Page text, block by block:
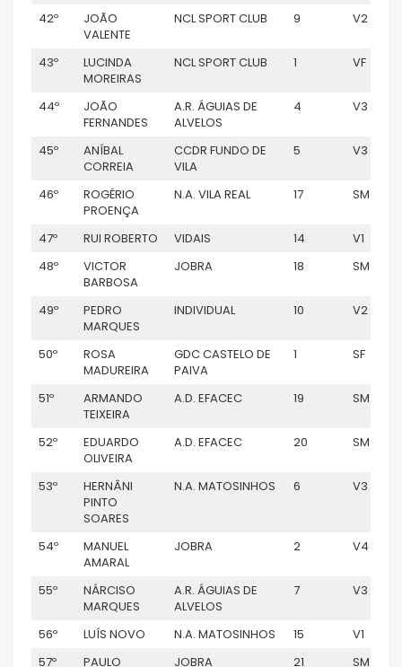
42º
JOÃO
VALENTE
NCL SPORT CLUB 9 V2
43º
LUCINDA
MOREIRAS
NCL SPORT CLUB 1 VF
44º
JOÃO
FERNANDES
A.R. ÁGUIAS DE
ALVELOS
4 V3
45º
ANÍBAL
CORREIA
CCDR FUNDO DE
VILA
5 V3
46º
ROGÉRIO
PROENÇA
N.A. VILA REAL 17 SM
47º RUI ROBERTO VIDAIS 14
V1
48º
VICTOR
BARBOSA
JOBRA 18 SM
49º
PEDRO
MARQUES
INDIVIDUAL 10 V2
50º
ROSA
MADUREIRA
GDC CASTELO DE
PAIVA
1 SF
51º
ARMANDO
TEIXEIRA
A.D. EFACEC 19 SM
52º
EDUARDO
OLIVEIRA
A.D. EFACEC 20 SM
53º
HERNÂNI
PINTO
SOARES
N.A. MATOSINHOS 6 V3
54º
MANUEL
AMARAL
JOBRA 2 V4
55º
NÁRCISO
MARQUES
A.R. ÁGUIAS DE
ALVELOS
7 V3
56º LUÍS NOVO N.A. MATOSINHOS 15
V1
57º
PAULO JOBRA 21 SM